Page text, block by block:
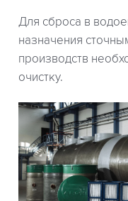
Для сброса в
назначения
производств
очистку.